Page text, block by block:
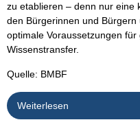
zu etablieren – denn nur eine
den Bürgerinnen und
optimale Voraussetzungen
Wissenstransfer.
Quelle: BMBF
Weiterlesen